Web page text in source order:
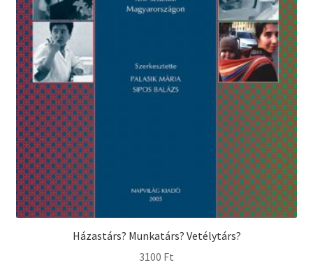
Házastárs? Munkatárs? Vetélytárs?
3100 Ft